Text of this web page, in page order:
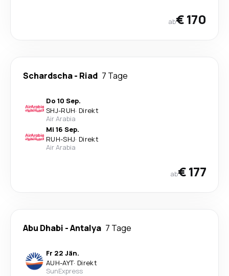
ab€ 170
Schardscha- Riad 7 Tage
Do 10 Sep.
SHJ-RUH· Direkt
Air Arabia
Mi 16 Sep.
RUH-SHJ· Direkt
Air Arabia
ab€ 177
Abu Dhabi -Antalya 7 Tage
Fr 22 Jän.
AUH-AYT· Direkt
SunExpress